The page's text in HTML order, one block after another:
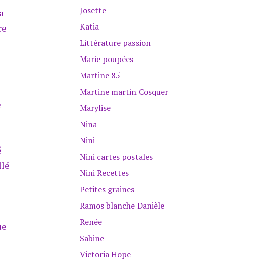
Josette
Katia
Littérature passion
Marie poupées
Martine 85
Martine martin Cosquer
Marylise
Nina
Nini
Nini cartes postales
Nini Recettes
Petites graines
Ramos blanche Danièle
Renée
Sabine
Victoria Hope